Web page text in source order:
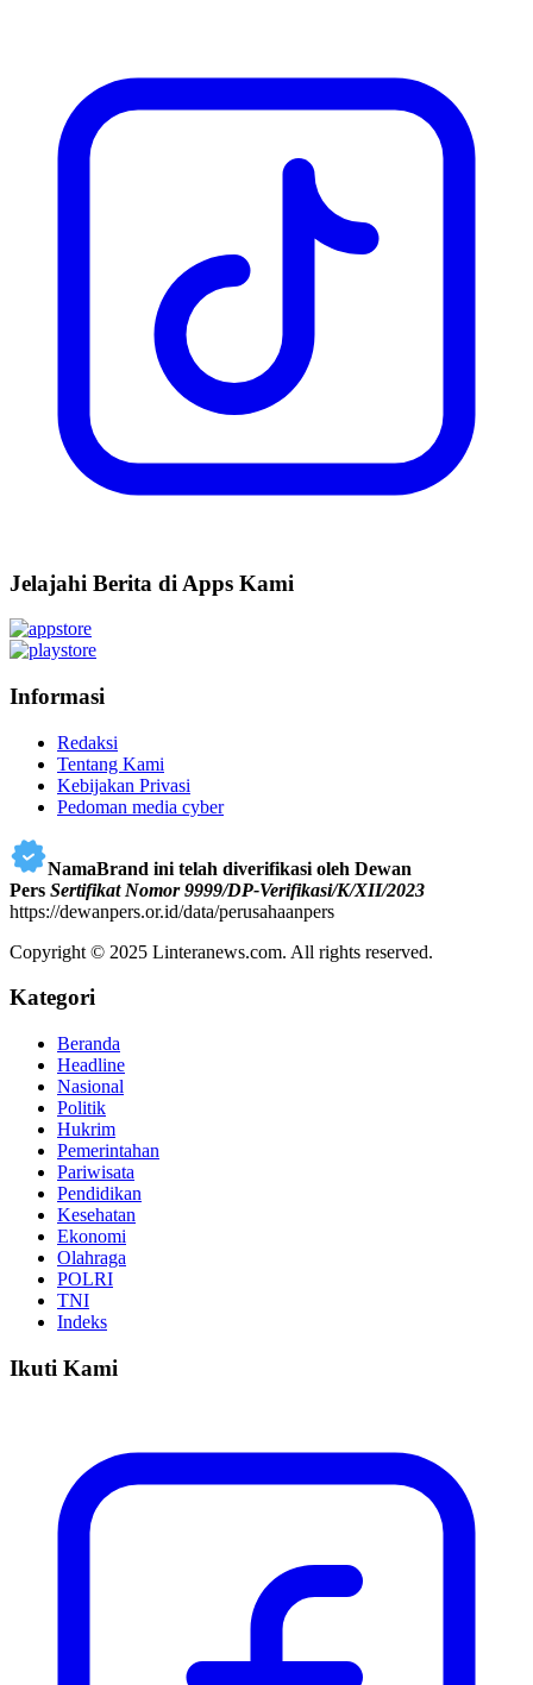
Jelajahi Berita di Apps Kami
Informasi
Redaksi
Tentang Kami
Kebijakan Privasi
Pedoman media cyber
NamaBrand ini telah diverifikasi oleh Dewan
Pers Sertifikat Nomor 9999/DP-Verifikasi/K/XII/2023
https://dewanpers.or.id/data/perusahaanpers
Copyright © 2025 Linteranews.com. All rights reserved.
Kategori
Beranda
Headline
Nasional
Politik
Hukrim
Pemerintahan
Pariwisata
Pendidikan
Kesehatan
Ekonomi
Olahraga
POLRI
TNI
Indeks
Ikuti Kami